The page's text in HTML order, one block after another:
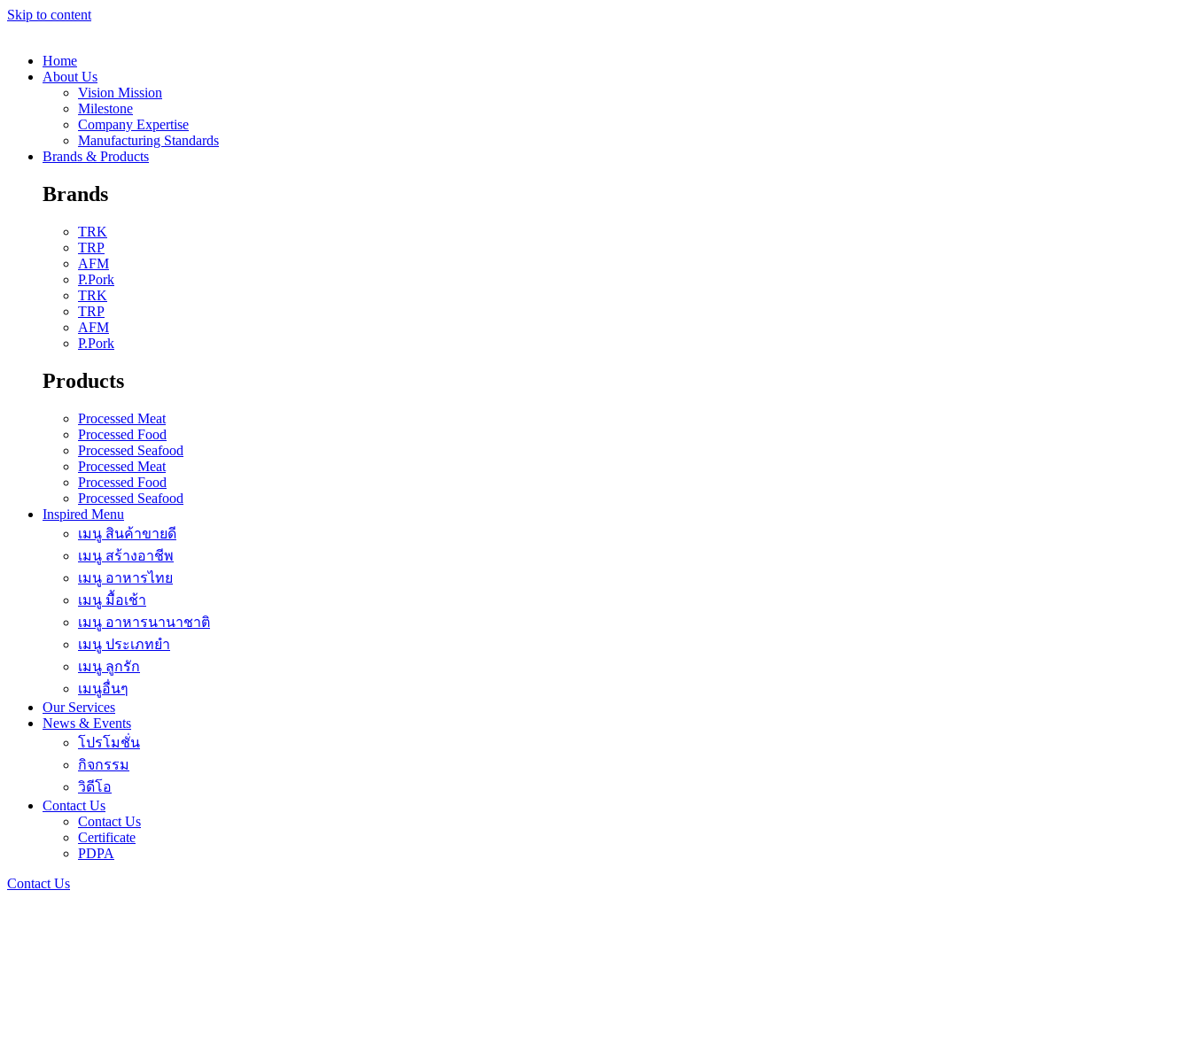
Skip to content
Home
About Us
Vision Mission
Milestone
Company Expertise
Manufacturing Standards
Brands & Products
Brands
TRK
TRP
AFM
P.Pork
TRK
TRP
AFM
P.Pork
Products
Processed Meat
Processed Food
Processed Seafood
Processed Meat
Processed Food
Processed Seafood
Inspired Menu
เมนู สินค้าขายดี
เมนู สร้างอาชีพ
เมนู อาหารไทย
เมนู มื้อเช้า
เมนู อาหารนานาชาติ
เมนู ประเภทยำ
เมนู ลูกรัก
เมนูอื่นๆ
Our Services
News & Events
โปรโมชั่น
กิจกรรม
วิดีโอ
Contact Us
Contact Us
Certificate
PDPA
Contact Us